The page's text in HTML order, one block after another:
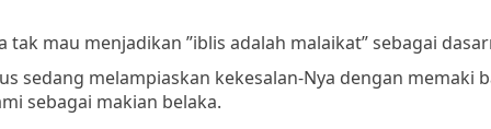
mau menjadikan ”iblis adalah malaikat” sebagai
sedang melampiaskan kekesalan-Nya dengan memaki
sebagai makian belaka.